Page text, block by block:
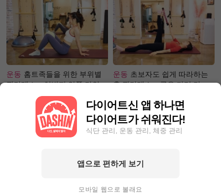
운동 홈트족들을 위한 부위별
필라테스 – 허벅지 안쪽 라인
운동 초보자도 쉽게 따라하는
홈 필라테스 – 곧은 다리 라인
DOWN! 근육부족 몸매 ☞ 탄탄
로 빼는 데 1달 걸려! 폭풍감량
다이어트신 앱 하나면
다이어트가 쉬워진다!
식단 관리, 운동 관리, 체중 관리
앱으로 편하게 보기
모바일 웹으로 볼래요